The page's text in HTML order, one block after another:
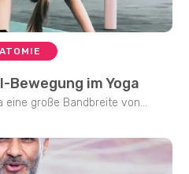
Bewegung im Yoga
eine große Bandbreite von...